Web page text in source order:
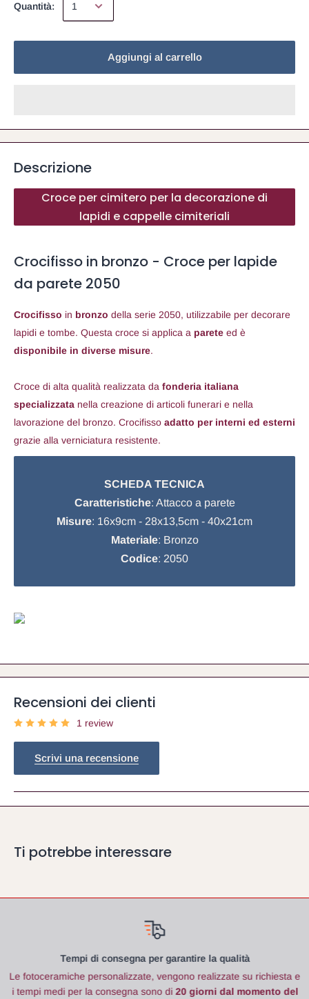
Quantità:
Aggiungi al carrello
Descrizione
Croce per cimitero per la decorazione di
lapidi e cappelle cimiteriali
Crocifisso in bronzo - Croce per lapide
da parete 2050
Crocifisso in bronzo della serie 2050, utilizzabile per decorare
lapidi e tombe. Questa croce si applica a parete ed è
disponibile in diverse misure.
Croce di alta qualità realizzata da fonderia italiana
specializzata nella creazione di articoli funerari e nella
lavorazione del bronzo. Crocifisso adatto per interni ed esterni
grazie alla verniciatura resistente.
SCHEDA TECNICA
Caratteristiche: Attacco a parete
Misure: 16x9cm - 28x13,5cm - 40x21cm
Materiale: Bronzo
Codice: 2050
Recensioni dei clienti
1 review
Scrivi una recensione
Ti potrebbe interessare
Tempi di consegna per garantire la qualità
Le fotoceramiche personalizzate, vengono realizzate su richiesta e
i tempi medi per la consegna sono di 20 giorni dal momento del